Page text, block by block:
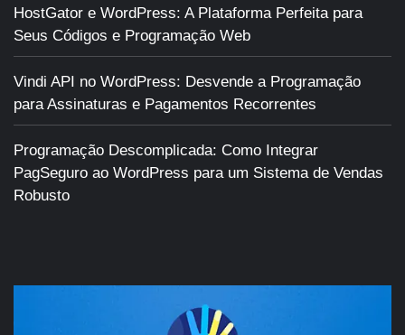
HostGator e WordPress: A Plataforma Perfeita para
Seus Códigos e Programação Web
Vindi API no WordPress: Desvende a Programação
para Assinaturas e Pagamentos Recorrentes
Programação Descomplicada: Como Integrar
PagSeguro ao WordPress para um Sistema de Vendas
Robusto